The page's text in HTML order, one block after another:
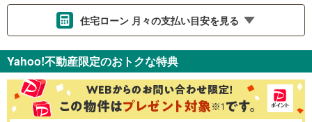
住宅ローン 月々の支払い目安を見る
金利 ％
Yahoo!不動産限定のおトクな特典